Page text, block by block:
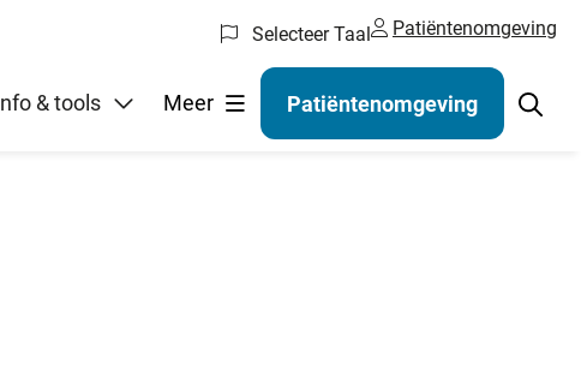
Selecteer Taal Patiëntenomgeving
regelen
& tools Meer Patiëntenomgeving